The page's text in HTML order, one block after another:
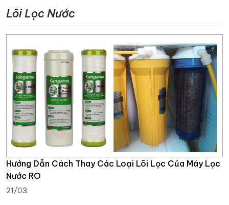
Lõi Lọc Nước
Hướng Dẫn Cách Thay Các Loại Lõi Lọc Của Máy Lọc
Nước RO
21/03